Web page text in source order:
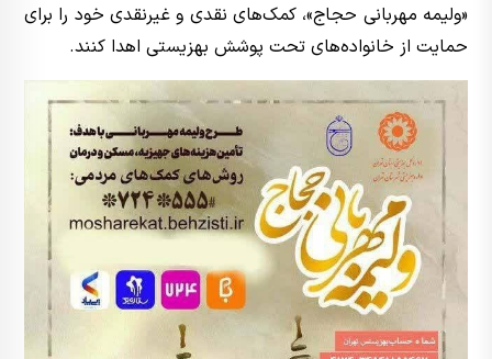
«ولیمه مهربانی حجاج»، کمک‌های نقدی و غیرنقدی خود را برای
حمایت از خانواده‌های تحت پوشش بهزیستی اهدا کنند.